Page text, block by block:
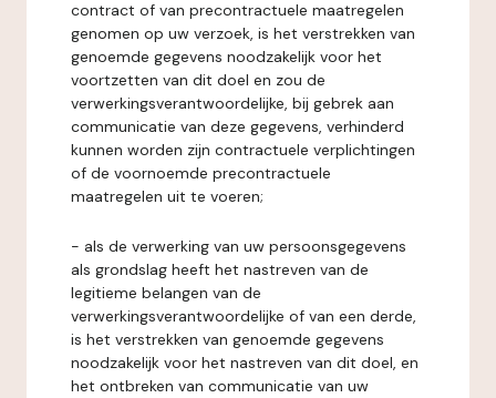
contract of van precontractuele maatregelen
genomen op uw verzoek, is het verstrekken van
genoemde gegevens noodzakelijk voor het
voortzetten van dit doel en zou de
verwerkingsverantwoordelijke, bij gebrek aan
communicatie van deze gegevens, verhinderd
kunnen worden zijn contractuele verplichtingen
of de voornoemde precontractuele
maatregelen uit te voeren;
- als de verwerking van uw persoonsgegevens
als grondslag heeft het nastreven van de
legitieme belangen van de
verwerkingsverantwoordelijke of van een derde,
is het verstrekken van genoemde gegevens
noodzakelijk voor het nastreven van dit doel, en
het ontbreken van communicatie van uw